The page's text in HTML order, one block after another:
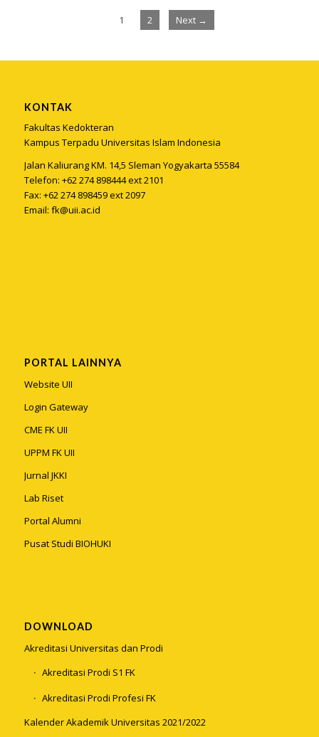
1 2 Next →
KONTAK
Fakultas Kedokteran
Kampus Terpadu Universitas Islam Indonesia
Jalan Kaliurang KM. 14,5 Sleman Yogyakarta 55584
Telefon: +62 274 898444 ext 2101
Fax: +62 274 898459 ext 2097
Email: fk@uii.ac.id
PORTAL LAINNYA
Website UII
Login Gateway
CME FK UII
UPPM FK UII
Jurnal JKKI
Lab Riset
Portal Alumni
Pusat Studi BIOHUKI
DOWNLOAD
Akreditasi Universitas dan Prodi
Akreditasi Prodi S1 FK
Akreditasi Prodi Profesi FK
Kalender Akademik Universitas 2021/2022